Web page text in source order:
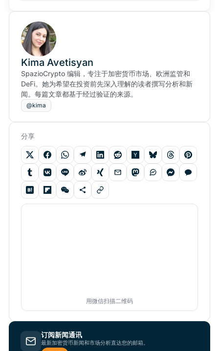
Kima Avetisyan
SpazioCrypto 编辑，专注于加密货币市场、欧洲监管和
DeFi。她为希望在投资前先深入理解的读者撰写分析和新
闻。每篇文章都基于经过验证的来源。
@kima
分享
用微信扫描二维码
订阅新闻通讯
最新加密货币新闻和市场分析直达您的邮箱。